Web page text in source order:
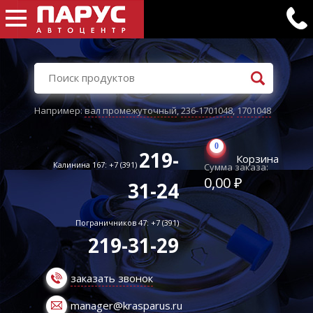
Например:вал промежуточный,236-1701048,1701048
Калинина 167: +7 (391) 219-
31-24
Пограничников 47: +7 (391)
219-31-29
заказать звонок
manager@krasparus.ru
0
Корзина
Сумма заказа:
0,00 ₽